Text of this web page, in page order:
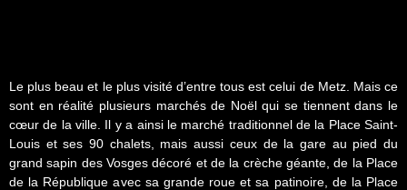
Le plus beau et le plus visité d’entre tous est celui de Metz. Mais ce
sont en réalité plusieurs marchés de Noël qui se tiennent dans le
cœur de la ville. Il y a ainsi le marché traditionnel de la Place Saint-
Louis et ses 90 chalets, mais aussi ceux de la gare au pied du
grand sapin des Vosges décoré et de la crèche géante, de la Place
de la République avec sa grande roue et sa patinoire, de la Place